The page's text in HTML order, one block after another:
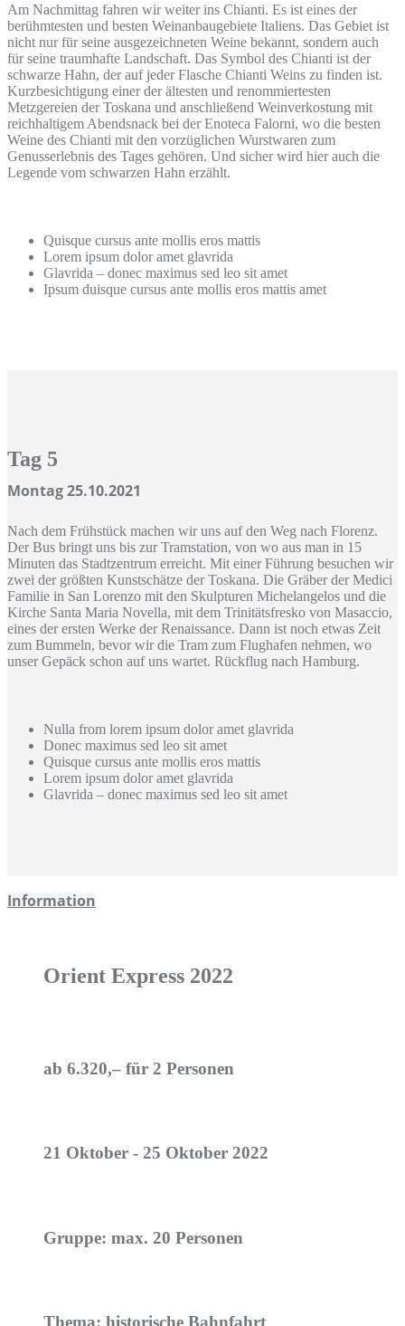
Am Nachmittag fahren wir weiter ins Chianti. Es ist eines der
berühmtesten und besten Weinanbaugebiete Italiens. Das Gebiet ist
nicht nur für seine ausgezeichneten Weine bekannt, sondern auch
für seine traumhafte Landschaft. Das Symbol des Chianti ist der
schwarze Hahn, der auf jeder Flasche Chianti Weins zu finden ist.
Kurzbesichtigung einer der ältesten und renommiertesten
Metzgereien der Toskana und anschließend Weinverkostung mit
reichhaltigem Abendsnack bei der Enoteca Falorni, wo die besten
Weine des Chianti mit den vorzüglichen Wurstwaren zum
Genusserlebnis des Tages gehören. Und sicher wird hier auch die
Legende vom schwarzen Hahn erzählt.
Quisque cursus ante mollis eros mattis
Lorem ipsum dolor amet glavrida
Glavrida – donec maximus sed leo sit amet
Ipsum duisque cursus ante mollis eros mattis amet
Tag 5
Montag 25.10.2021
Nach dem Frühstück machen wir uns auf den Weg nach Florenz.
Der Bus bringt uns bis zur Tramstation, von wo aus man in 15
Minuten das Stadtzentrum erreicht. Mit einer Führung besuchen wir
zwei der größten Kunstschätze der Toskana. Die Gräber der Medici
Familie in San Lorenzo mit den Skulpturen Michelangelos und die
Kirche Santa Maria Novella, mit dem Trinitätsfresko von Masaccio,
eines der ersten Werke der Renaissance. Dann ist noch etwas Zeit
zum Bummeln, bevor wir die Tram zum Flughafen nehmen, wo
unser Gepäck schon auf uns wartet. Rückflug nach Hamburg.
Nulla from lorem ipsum dolor amet glavrida
Donec maximus sed leo sit amet
Quisque cursus ante mollis eros mattis
Lorem ipsum dolor amet glavrida
Glavrida – donec maximus sed leo sit amet
Information
Orient Express 2022
ab 6.320,– für 2 Personen
21 Oktober - 25 Oktober 2022
Gruppe: max. 20 Personen
Thema: historische Bahnfahrt